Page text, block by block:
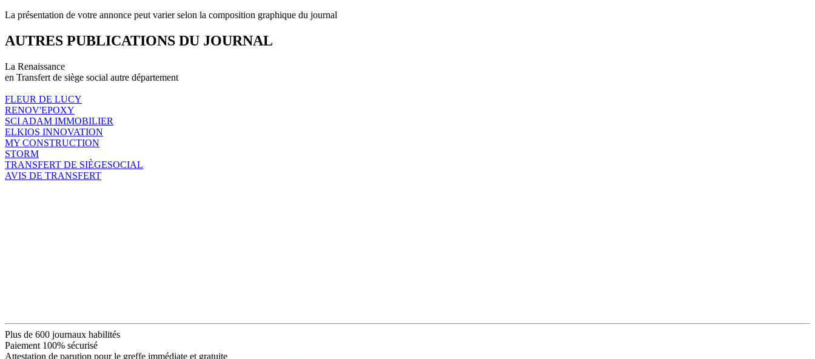
La présentation de votre annonce peut varier selon la composition graphique du journal
AUTRES PUBLICATIONS DU JOURNAL
La Renaissance
en Transfert de siège social autre département
FLEUR DE LUCY
RENOV'EPOXY
SCI ADAM IMMOBILIER
ELKIOS INNOVATION
MY CONSTRUCTION
STORM
TRANSFERT DE SIÈGESOCIAL
AVIS DE TRANSFERT
Plus de 600 journaux habilités
Paiement 100% sécurisé
Attestation de parution pour le greffe immédiate et gratuite